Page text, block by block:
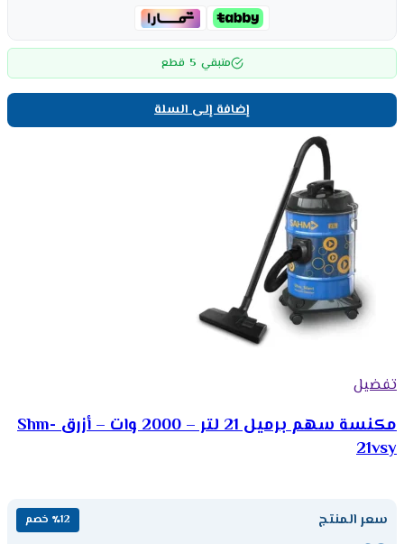
متبقي 5 قطع
إضافة إلى السلة
تفضيل
مكنسة سهم برميل 21 لتر – 2000 وات – أزرق Shm-
21vsy
سعر المنتج ٪12 خصم